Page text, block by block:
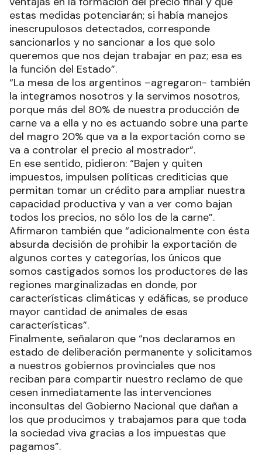
estas medidas potenciarán; si había manejos
inescrupulosos detectados, corresponde
sancionarlos y no sancionar a los que solo
queremos que nos dejan trabajar en paz; esa es
la función del Estado”.
“La mesa de los argentinos –agregaron- también
la integramos nosotros y la servimos nosotros,
porque más del 80% de nuestra producción de
carne va a ella y no es actuando sobre una parte
del magro 20% que va a la exportación como se
va a controlar el precio al mostrador”.
En ese sentido, pidieron: “Bajen y quiten
impuestos, impulsen políticas crediticias que
permitan tomar un crédito para ampliar nuestra
capacidad productiva y van a ver como bajan
todos los precios, no sólo los de la carne”.
Afirmaron también que “adicionalmente con ésta
absurda decisión de prohibir la exportación de
algunos cortes y categorías, los únicos que
somos castigados somos los productores de las
regiones marginalizadas en donde, por
características climáticas y edáficas, se produce
mayor cantidad de animales de esas
características”.
Finalmente, señalaron que “nos declaramos en
estado de deliberación permanente y solicitamos
a nuestros gobiernos provinciales que nos
reciban para compartir nuestro reclamo de que
cesen inmediatamente las intervenciones
inconsultas del Gobierno Nacional que dañan a
los que producimos y trabajamos para que toda
la sociedad viva gracias a los impuestas que
pagamos”.